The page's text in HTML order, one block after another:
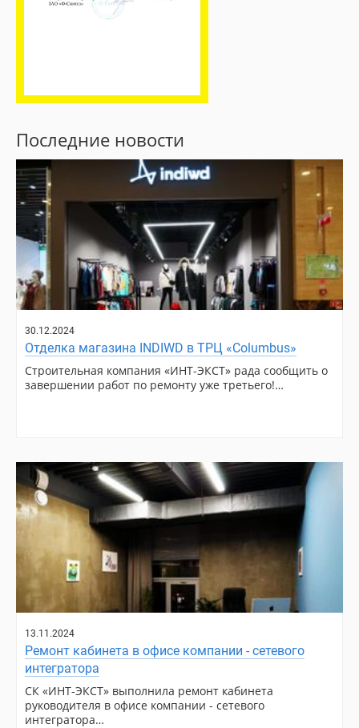
Последние новости
30.12.2024
Отделка магазина INDIWD в ТРЦ «Columbus»
Строительная компания «ИНТ-ЭКСТ» рада сообщить о
завершении работ по ремонту уже третьего!…
13.11.2024
Ремонт кабинета в офисе компании - сетевого
интегратора
СК «ИНТ-ЭКСТ» выполнила ремонт кабинета
руководителя в офисе компании - сетевого
интегратора…